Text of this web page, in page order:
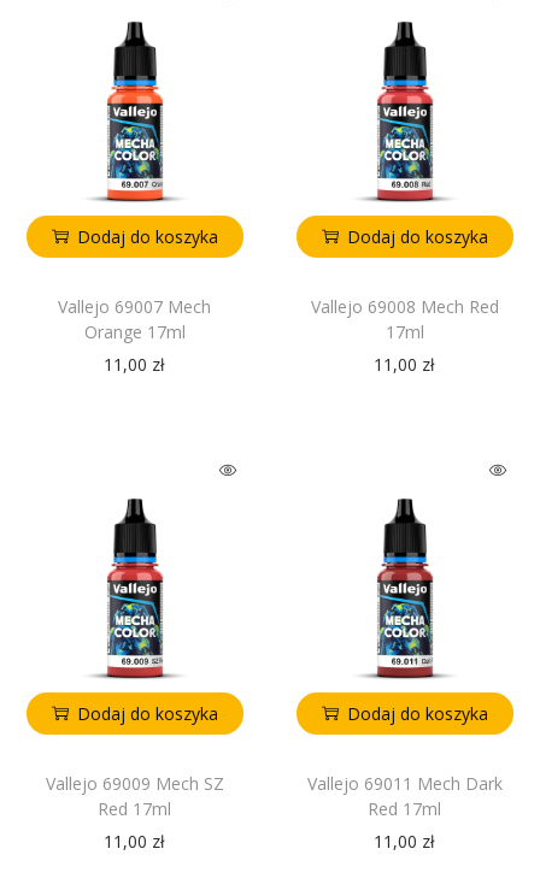
Dodaj do koszyka
Vallejo 69007 Mech
Orange 17ml
11,00 zł
Dodaj do koszyka
Vallejo 69008 Mech Red
17ml
11,00 zł
Dodaj do koszyka
Vallejo 69009 Mech SZ
Red 17ml
11,00 zł
Dodaj do koszyka
Vallejo 69011 Mech Dark
Red 17ml
11,00 zł